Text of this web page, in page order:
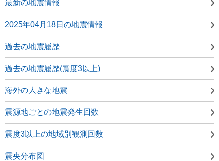
最新の地震情報
2025年04月18日の地震情報
過去の地震履歴
過去の地震履歴(震度3以上)
海外の大きな地震
震源地ごとの地震発生回数
震度3以上の地域別観測回数
震央分布図